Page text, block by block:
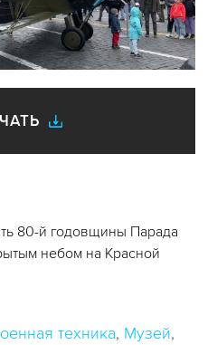
видео
80-й годовщины Парада
небом на Красной
техника Музей